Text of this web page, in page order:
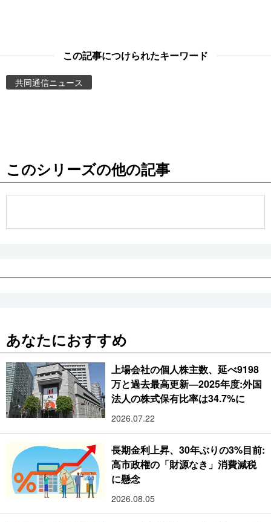
お知らせ
この記事につけられたキーワード
共同通信ニュース
このシリーズの他の記事
あなたにおすすめ
上場会社の個人株主数、延べ9198
万と過去最高更新―2025年度:外国
法人の株式保有比率は34.7%に
2026.07.22
長期金利上昇、30年ぶりの3%目前:
高市政権の「財源なき」消費減税
に懸念
2026.08.05